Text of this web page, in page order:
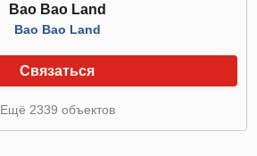
Bao Bao Land
Bao Bao Land
Связаться
Ещё 2339 объектов